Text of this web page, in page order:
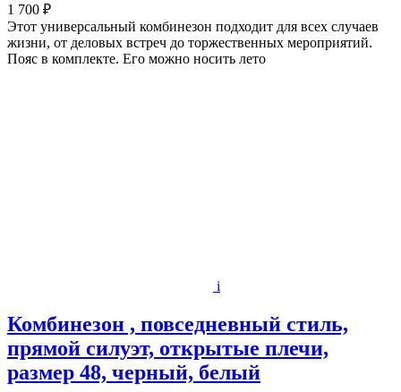
1 700 ₽
Этот универсальный комбинезон подходит для всех случаев
жизни, от деловых встреч до торжественных мероприятий.
Пояс в комплекте. Его можно носить лето
i
Комбинезон , повседневный стиль,
прямой силуэт, открытые плечи,
размер 48, черный, белый